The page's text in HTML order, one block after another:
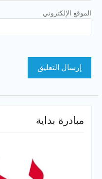
الموقع الإلكتروني
مبادرة بداية